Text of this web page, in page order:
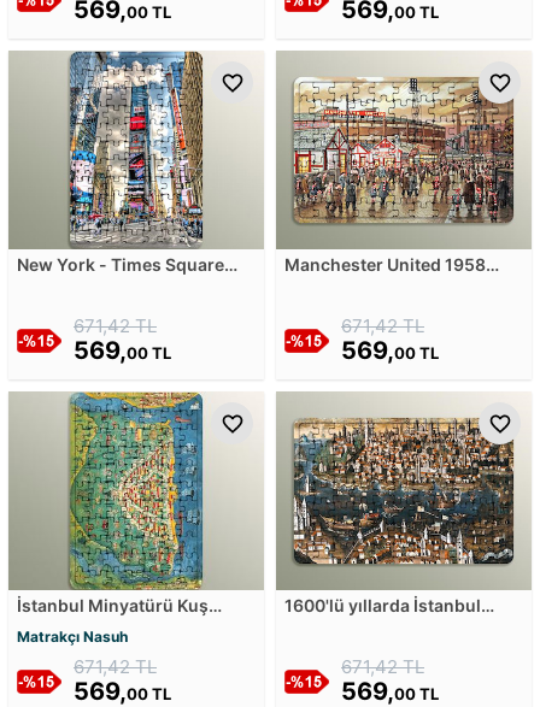
569,00 TL 569,00 TL
New York - Times Square
671,42 TL
569,00 TL
Manchester United 1958
671,42 TL
569,00 TL
İstanbul Minyatürü Kuş
Puzzle
Matrakçı Nasuh
671,42 TL
569,00 TL
1600'lü yıllarda İstanbul
671,42 TL
569,00 TL